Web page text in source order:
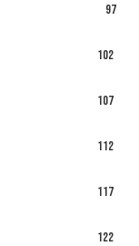
97
102
107
112
117
122